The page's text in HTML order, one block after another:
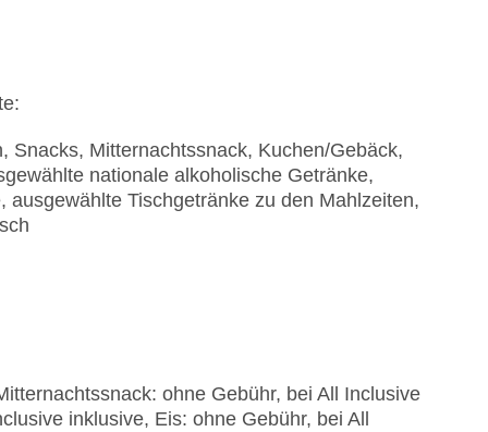
Snacks, Mitternachtssnack, Kuchen/Gebäck,
nationale alkoholische Getränke,
Tischgetränke zu den Mahlzeiten,
ohne Gebühr, bei All Inclusive
inklusive, Eis: ohne Gebühr, bei All